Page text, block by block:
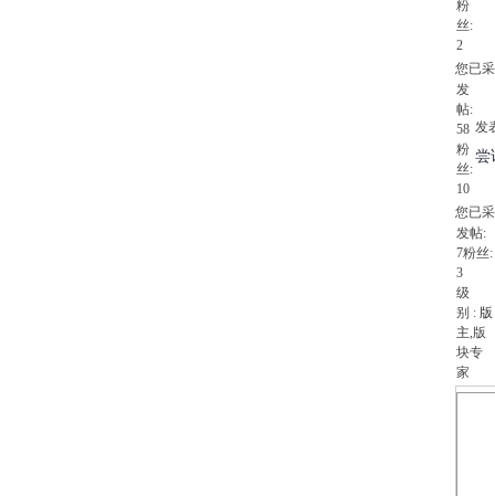
粉
丝:
2
您已
发
帖:
58
粉
丝:
10
发
尝
您已
发帖:
7粉丝:
3
级
别 : 版
主,版
块专
家